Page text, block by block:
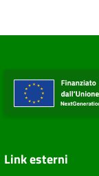
Link esterni